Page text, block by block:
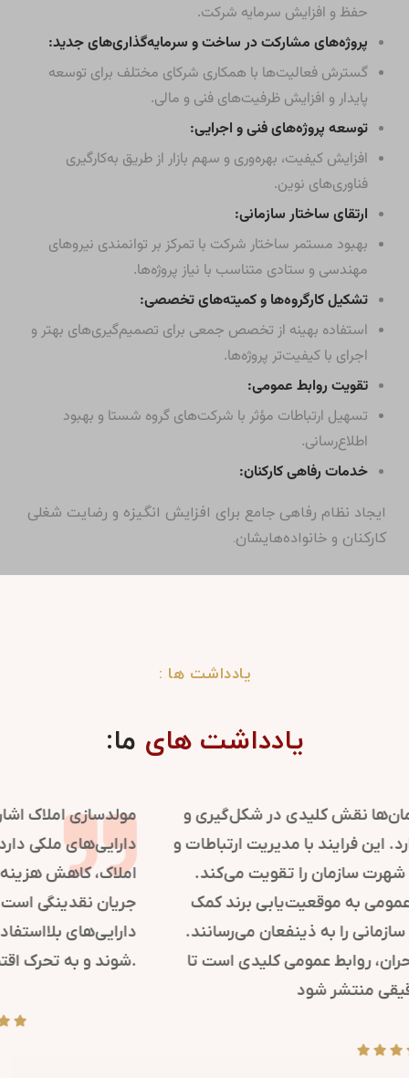
حفظ و افزایش سرمایه شرکت.
پروژه‌های مشارکت در ساخت و سرمایه‌گذاری‌های جدید:
گسترش فعالیت‌ها با همکاری شرکای مختلف برای توسعه
پایدار و افزایش ظرفیت‌های فنی و مالی.
توسعه پروژه‌های فنی و اجرایی:
افزایش کیفیت، بهره‌وری و سهم بازار از طریق به‌کارگیری
فناوری‌های نوین.
ارتقای ساختار سازمانی:
بهبود مستمر ساختار شرکت با تمرکز بر توانمندی نیروهای
مهندسی و ستادی متناسب با نیاز پروژه‌ها.
تشکیل کارگروه‌ها و کمیته‌های تخصصی:
استفاده بهینه از تخصص جمعی برای تصمیم‌گیری‌های بهتر و
اجرای با کیفیت‌تر پروژه‌ها.
تقویت روابط عمومی:
تسهیل ارتباطات مؤثر با شرکت‌های گروه شستا و بهبود
اطلاع‌رسانی.
خدمات رفاهی کارکنان:
ایجاد نظام رفاهی جامع برای افزایش انگیزه و رضایت شغلی
کارکنان و خانواده‌هایشان.
یادداشت ها :
یادداشت های ما:
روابط عمومی در سازمان‌ها نقش کلیدی در شکل‌گیری و
حفظ تصویر مثبت دارد. این فرایند با مدیریت ارتباطات و
اطلاع‌رسانی، اعتماد و شهرت سازمان را تقویت می‌کند.
استراتژی‌های روابط عمومی به موقعیت‌یابی برند کمک
کرده و پیام‌های مهم سازمانی را به ذینفعان می‌رسانند.
همچنین، در مواقع بحران، روابط عمومی کلیدی است تا
پیام‌های شفاف و دقیقی منتشر شود.